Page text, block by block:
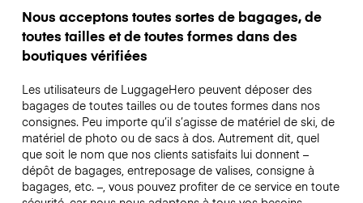
Nous acceptons toutes sortes de bagages, de
toutes tailles et de toutes formes dans des
boutiques vérifiées
Les utilisateurs de LuggageHero peuvent déposer des
bagages de toutes tailles ou de toutes formes dans nos
consignes. Peu importe qu’il s’agisse de matériel de ski, de
matériel de photo ou de sacs à dos. Autrement dit, quel
que soit le nom que nos clients satisfaits lui donnent –
dépôt de bagages, entreposage de valises, consigne à
bagages, etc. –, vous pouvez profiter de ce service en toute